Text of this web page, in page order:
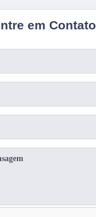
em Contato